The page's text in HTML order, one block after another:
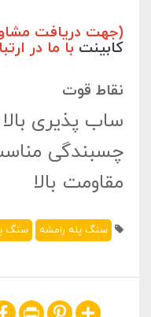
(جهت دریافت
کابینت با ما در ارتباط
نقاط قوت
ساب پذیری بالا
چسبندگی
مقاومت بالا
سنگ پله رامشه سنگ
Share
Pinterest
Print